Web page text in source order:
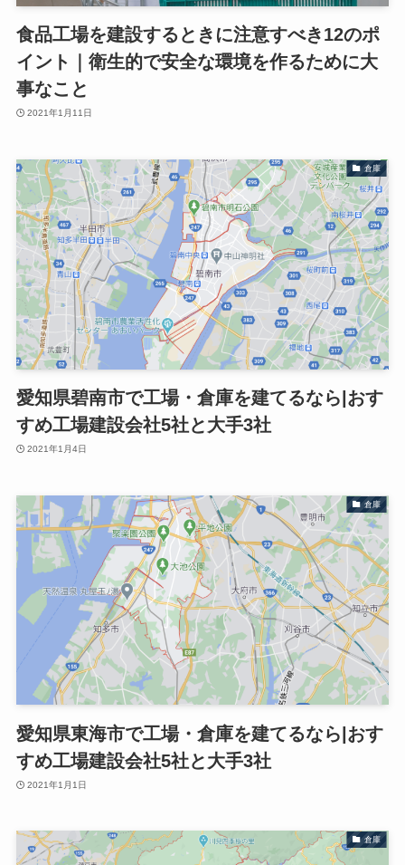
食品工場を建設するときに注意すべき12のポ
イント｜衛生的で安全な環境を作るために大
事なこと
2021年1月11日
倉庫
愛知県碧南市で工場・倉庫を建てるなら|おす
すめ工場建設会社5社と大手3社
2021年1月4日
倉庫
愛知県東海市で工場・倉庫を建てるなら|おす
すめ工場建設会社5社と大手3社
2021年1月1日
倉庫